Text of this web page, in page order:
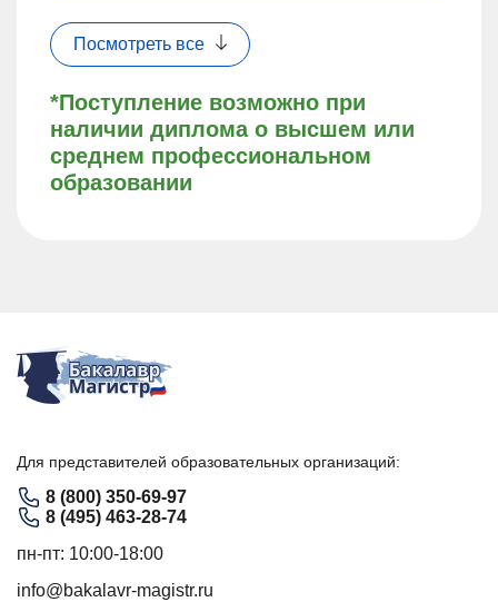
*Поступление возможно при
наличии диплома о высшем или
среднем профессиональном
образовании
Посмотреть все
Для представителей образовательных организаций:
8 (800) 350-69-97
8 (495) 463-28-74
пн-пт: 10:00-18:00
info@bakalavr-magistr.ru